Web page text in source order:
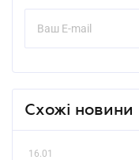
Схожі новини
16.01